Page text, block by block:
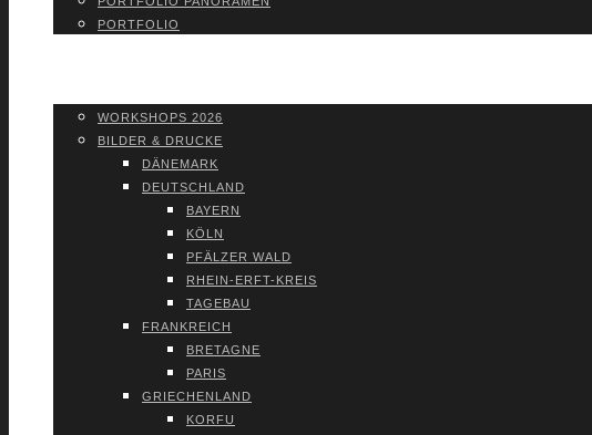
PORT­FO­LIO
WORK­SHOPS 2026
BIL­DER & DRU­CKE
DÄNE­MARK
DEUTSCH­LAND
BAY­ERN
KÖLN
PFÄL­ZER WALD
RHEIN-ERFT-KREIS
TAGE­BAU
FRANK­REICH
BRE­TA­GNE
PARIS
GRIE­CHEN­LAND
KOR­FU